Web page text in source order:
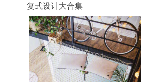
复式设计大合集 ​ ​​​​